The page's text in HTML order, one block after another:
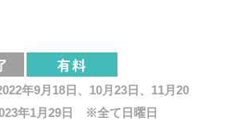
年9月18日、10月23日、11月20
年1月29日 ※全て日曜日